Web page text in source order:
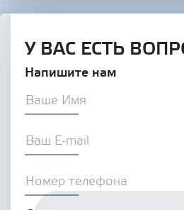
У ВАС ЕСТЬ
Напишите нам